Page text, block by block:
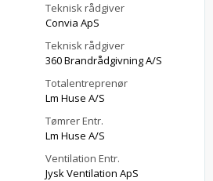
Teknisk rådgiver
Convia ApS
Teknisk rådgiver
360 Brandrådgivning A/S
Totalentreprenør
Lm Huse A/S
Tømrer Entr.
Lm Huse A/S
Ventilation Entr.
Jysk Ventilation ApS